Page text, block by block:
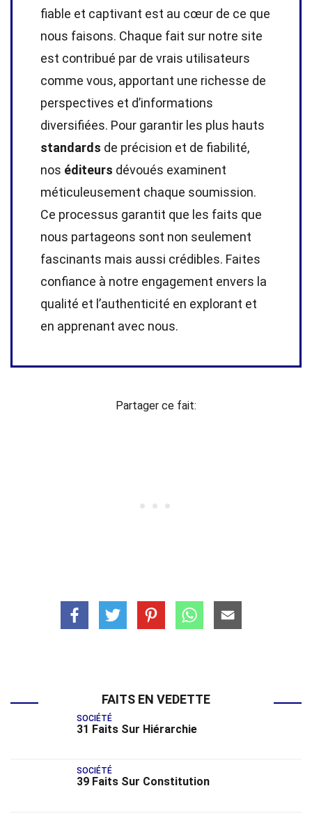
fiable et captivant est au cœur de ce que
nous faisons. Chaque fait sur notre site
est contribué par de vrais utilisateurs
comme vous, apportant une richesse de
perspectives et d’informations
diversifiées. Pour garantir les plus hauts
standards de précision et de fiabilité,
nos éditeurs dévoués examinent
méticuleusement chaque soumission.
Ce processus garantit que les faits que
nous partageons sont non seulement
fascinants mais aussi crédibles. Faites
confiance à notre engagement envers la
qualité et l’authenticité en explorant et
en apprenant avec nous.
Partager ce fait:
FAITS EN VEDETTE
SOCIÉTÉ
31 Faits Sur Hiérarchie
SOCIÉTÉ
39 Faits Sur Constitution